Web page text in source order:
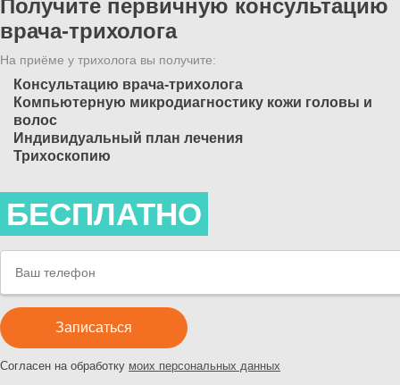
Получите первичную консультацию
врача-трихолога
На приёме у трихолога вы получите:
Консультацию врача-трихолога
Компьютерную микродиагностику кожи головы и
волос
Индивидуальный план лечения
Трихоскопию
БЕСПЛАТНО
Согласен на обработку моих персональных данных